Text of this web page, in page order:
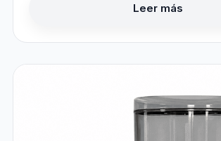
Leer más